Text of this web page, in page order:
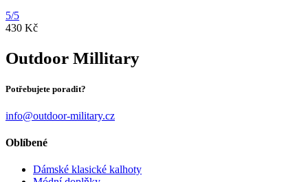
5/5
430 Kč
Outdoor Millitary
Potřebujete poradit?
info@outdoor-military.cz
Oblíbené
Dámské klasické kalhoty